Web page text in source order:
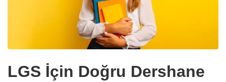
LGS İçin Doğru Dershane